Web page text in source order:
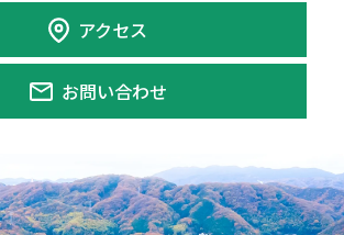
アクセス
お問い合わせ